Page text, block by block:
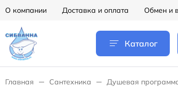
О компании Доставка и оплата Обмен и
Каталог
Главная Сантехника Душевая